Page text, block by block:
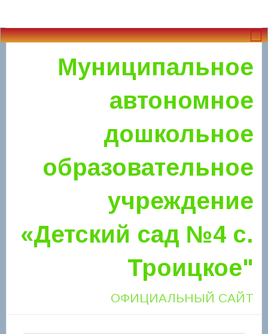
Муниципальное
автономное
дошкольное
образовательное
учреждение
«Детский сад №4 с.
Троицкое"
ОФИЦИАЛЬНЫЙ САЙТ